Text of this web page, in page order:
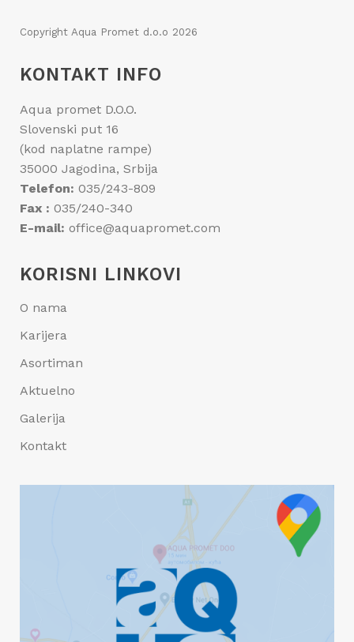
Copyright Aqua Promet d.o.o 2026
KONTAKT INFO
Aqua promet D.O.O.
Slovenski put 16
(kod naplatne rampe)
35000 Jagodina, Srbija
Telefon: 035/243-809
Fax : 035/240-340
E-mail: office@aquapromet.com
KORISNI LINKOVI
O nama
Karijera
Asortiman
Aktuelno
Galerija
Kontakt